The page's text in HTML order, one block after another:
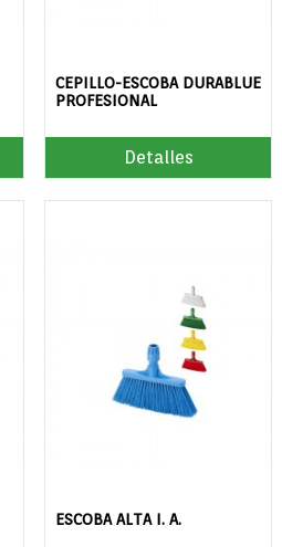
CEPILLO-ESCOBA DURABLUE
PROFESIONAL
Detalles
ESCOBA ALTA I. A.